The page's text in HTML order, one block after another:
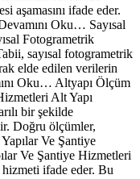
aşamasını ifade eder.
Oku… Sayısal
Fotogrametrik
sayısal fotogrametrik
elde edilen verilerin
Oku… Altyapı Ölçüm
Alt Yapı
bir şekilde
Doğru ölçümler,
Ve Şantiye
Ve Şantiye Hizmetleri
ifade eder. Bu